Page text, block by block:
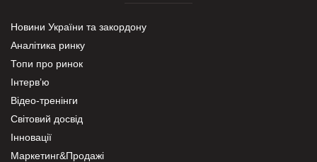
Новини України та закордону
Аналітика ринку
Топи про ринок
Інтерв’ю
Відео-тренінги
Світовий досвід
Інновації
Маркетинг&Продажі